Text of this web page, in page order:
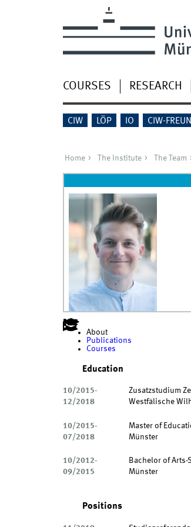
COURSES RESEARCH
CIW LÖP IO CIW-
Home The Institute The Team
About
Publications
Courses
Education
10/2015-
12/2018
Zusatzstudium
Westfälische
10/2015-
07/2018
Master of
Münster
10/2012-
09/2015
Bachelor of
Münster
Positions